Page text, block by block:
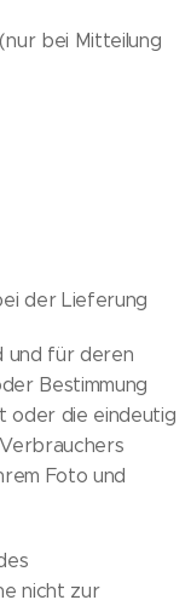
bei Mitteilung
der Lieferung
und für deren
Bestimmung
oder die eindeutig
Foto und
nicht zur